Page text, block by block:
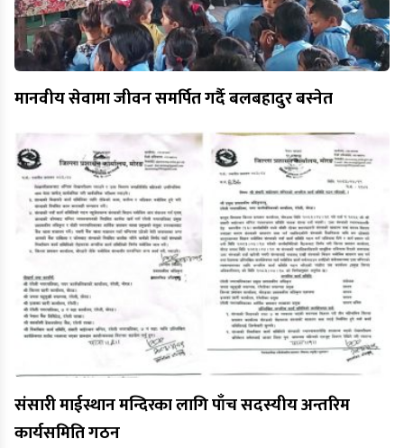
मानवीय सेवामा जीवन समर्पित गर्दै बलबहादुर बस्नेत
संसारी माईस्थान मन्दिरका लागि पाँच सदस्यीय अन्तरिम
कार्यसमिति गठन